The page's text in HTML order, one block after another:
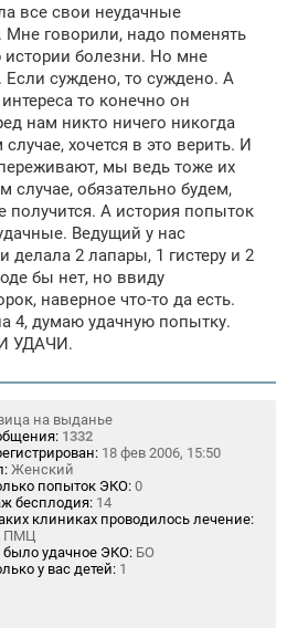
все свои неудачные
Мне говорили, надо поменять
истории болезни. Но мне
Если суждено, то суждено. А
то конечно он
нам никто ничего никогда
хочется в это верить. И
мы ведь тоже их
случае, обязательно будем,
получится. А история попыток
Ведущий у нас
делала 2 лапары, 1 гистеру и 2
бы нет, но ввиду
наверное что-то да есть.
4, думаю удачную попытку.
УДАЧИ.
на выданье
1332
18 фев 2006, 15:50
Женский
попыток ЭКО: 0
бесплодия: 14
клиниках проводилось лечение:
ПМЦ
было удачное ЭКО: БО
у вас детей: 1